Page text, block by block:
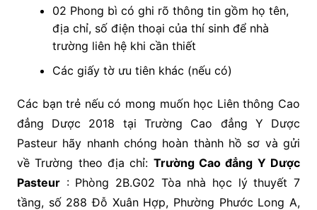
02 Phong bì có ghi rõ thông tin gồm họ tên,
địa chỉ, số điện thoại của thí sinh để nhà
trường liên hệ khi cần thiết
Các giấy tờ ưu tiên khác (nếu có)
Các bạn trẻ nếu có mong muốn học Liên thông Cao
đẳng Dược 2018 tại Trường Cao đẳng Y Dược
Pasteur hãy nhanh chóng hoàn thành hồ sơ và gửi
về Trường theo địa chỉ: Trường Cao đẳng Y Dược
Pasteur: Phòng 2B.G02 Tòa nhà học lý thuyết 7
tầng, số 288 Đỗ Xuân Hợp, Phường Phước Long A,